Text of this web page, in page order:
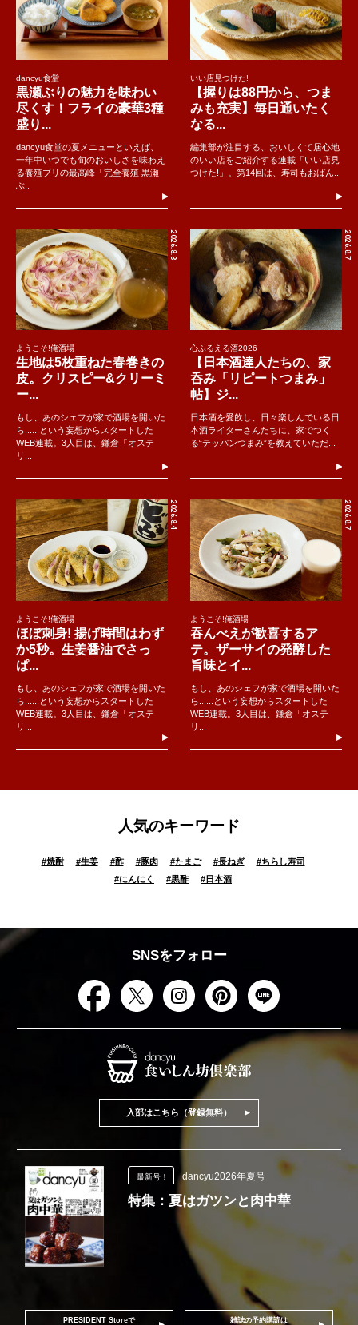
dancyu食堂
黒瀬ぶりの魅力を味わい
尽くす！フライの豪華3種
盛り...
dancyu食堂の夏メニューといえば、
一年中いつでも旬のおいしさを味わえ
る養殖ブリの最高峰「完全養殖 黒瀬
ぶ..
いい店見つけた!
【握りは88円から、つま
みも充実】毎日通いたく
なる...
編集部が注目する、おいしくて居心地
のいい店をご紹介する連載「いい店見
つけた!」。第14回は、寿司もおばん..
2026.8.8
ようこそ!俺酒場
生地は5枚重ねた春巻きの
皮。クリスピー&クリーミ
ー...
もし、あのシェフが家で酒場を開いた
ら......という妄想からスタートした
WEB連載。3人目は、鎌倉「オステ
リ...
2026.8.7
心ふるえる酒2026
【日本酒達人たちの、家
呑み「リピートつまみ」
帖】ジ...
日本酒を愛飲し、日々楽しんでいる日
本酒ライターさんたちに、家でつく
る“テッパンつまみ”を教えていただ...
2026.8.4
ようこそ!俺酒場
ほぼ刺身! 揚げ時間はわず
か5秒。生姜醤油でさっ
ぱ...
もし、あのシェフが家で酒場を開いた
ら......という妄想からスタートした
WEB連載。3人目は、鎌倉「オステ
リ...
2026.8.7
ようこそ!俺酒場
吞んべえが歓喜するア
テ。ザーサイの発酵した
旨味とイ...
もし、あのシェフが家で酒場を開いた
ら......という妄想からスタートした
WEB連載。3人目は、鎌倉「オステ
リ...
人気のキーワード
#焼酎 #生姜 #酢 #豚肉 #たまご #長ねぎ #ちらし寿司
#にんにく #黒酢 #日本酒
SNSをフォロー
入部はこちら（登録無料）
最新号！ dancyu2026年夏号
特集：夏はガツンと肉中華
PRESIDENT Storeで 雑誌の予約購読は